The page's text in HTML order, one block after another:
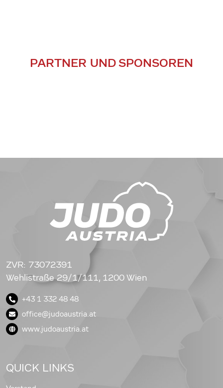
PARTNER UND SPONSOREN
ZVR: 73072391
Wehlistraße 29/1/111, 1200 Wien
+43 1 332 48 48
office@judoaustria.at
www.judoaustria.at
QUICK LINKS